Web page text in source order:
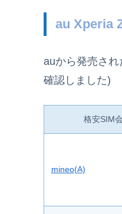
au Xperia
auから発売さ
確認しました)
格安SIM
mineo(A)